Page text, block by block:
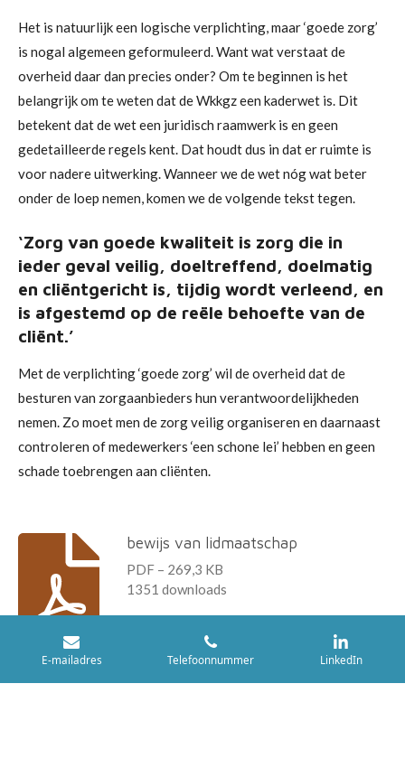
Het is natuurlijk een logische verplichting, maar ‘goede zorg’
is nogal algemeen geformuleerd. Want wat verstaat de
overheid daar dan precies onder? Om te beginnen is het
belangrijk om te weten dat de Wkkgz een kaderwet is. Dit
betekent dat de wet een juridisch raamwerk is en geen
gedetailleerde regels kent. Dat houdt dus in dat er ruimte is
voor nadere uitwerking. Wanneer we de wet nóg wat beter
onder de loep nemen, komen we de volgende tekst tegen.
‘Zorg van goede kwaliteit is zorg die in
ieder geval veilig, doeltreffend, doelmatig
en cliëntgericht is, tijdig wordt verleend, en
is afgestemd op de reële behoefte van de
cliënt.’
Met de verplichting ‘goede zorg’ wil de overheid dat de
besturen van zorgaanbieders hun verantwoordelijkheden
nemen. Zo moet men de zorg veilig organiseren en daarnaast
controleren of medewerkers ‘een schone lei’ hebben en geen
schade toebrengen aan cliënten.
bewijs van lidmaatschap
PDF – 269,3 KB
1351 downloads
E-mailadres Telefoonnummer LinkedIn